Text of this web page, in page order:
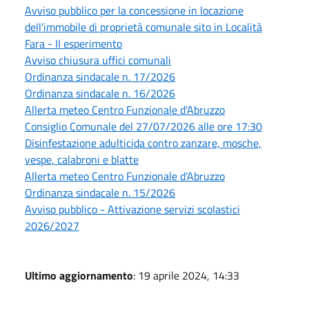
Avviso pubblico per la concessione in locazione
dell'immobile di proprietà comunale sito in Località
Fara - II esperimento
Avviso chiusura uffici comunali
Ordinanza sindacale n. 17/2026
Ordinanza sindacale n. 16/2026
Allerta meteo Centro Funzionale d'Abruzzo
Consiglio Comunale del 27/07/2026 alle ore 17:30
Disinfestazione adulticida contro zanzare, mosche,
vespe, calabroni e blatte
Allerta meteo Centro Funzionale d'Abruzzo
Ordinanza sindacale n. 15/2026
Avviso pubblico - Attivazione servizi scolastici
2026/2027
Ultimo aggiornamento: 19 aprile 2024, 14:33